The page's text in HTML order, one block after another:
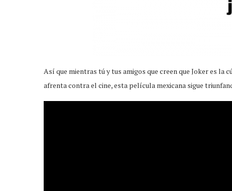
Así que mientras tú y tus amigos que creen que Joker es la
afrenta contra el cine, esta película mexicana sigue